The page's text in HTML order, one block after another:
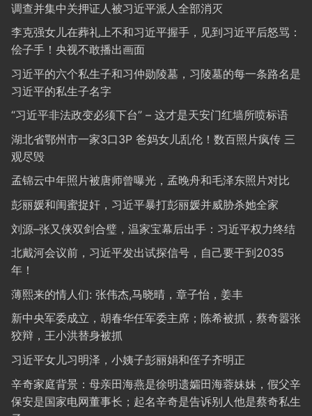
调查并集中关押证人被习近平派人全部消灭
李克强女儿在葬礼上不和习近平握手，见到习近平后怒骂：
侩子手！央视不敢播出画面
习近平的六个私生子和习仲勋陵墓，习陵墓的每一条路名是
习近平的私生子名字
“习近平非法政变必须下台” – 这才是天安门红墙所喷标语
湖北省鄂州市一家3口3P 爸妈女儿乱伦！数百照片疯传 三
观尽毁
孟锦云中年照片被唐师曾曝光，孟晚舟和毛泽东照片对比
彭丽媛和闺蜜捉奸，习近平暴打彭丽媛并威胁杀她全家
刘源–张又侠双剑合璧，温家宝幕后出手：习近平权力终结
北戴河会议前，习近平发出试探信号，自己要干到2035
年！
薄熙来的情人们: 张伟杰,马晓晴，章子怡，姜丰
新中央军委成立，胡春华任军委主席；陈希被抓，蔡奇嚣张
狡辩，王小洪替身被抓
习近平女儿习明泽，小姨子彭丽娟和侄子齐明正
辛奇家庭背景：母亲田海燕是徐明遗孀田海蓉妹妹，假父辛
保安是国家电网董事长；起名辛奇是告诉别人他是蔡奇私生